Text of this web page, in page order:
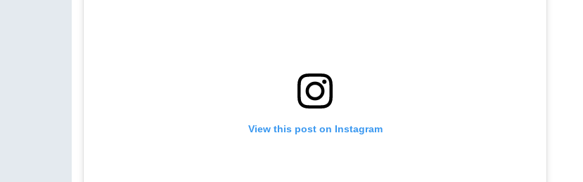
View this post on Instagram